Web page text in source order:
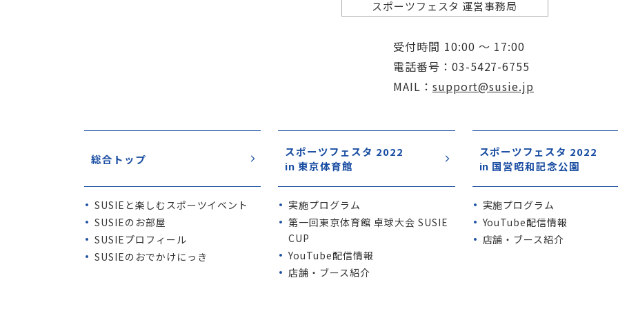
スポーツフェスタ 運営事務局
受付時間 10:00 ～ 17:00
電話番号
03-5427-6755
MAIL
support@susie.jp
総合トップ
SUSIE と楽しむスポーツイベント
SUSIEのお部屋
SUSIEプロフィール
SUSIEのおでかけにっき
スポーツフェスタ 2022
in 東京体育館
実施プログラム
第一回東京体育館 卓球大会 SUSIE
CUP
YouTube配信情報
店舗・ブース紹介
スポーツフェスタ 2022
in 国営昭和記念公園
実施プログラム
YouTube配信情報
店舗・ブース紹介